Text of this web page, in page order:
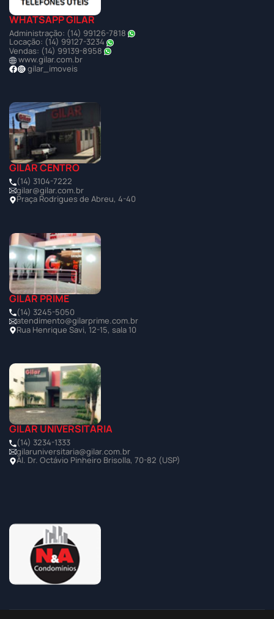
WHATSAPP GILAR
Administração: (14) 99126-7818
Locação: (14) 99127-3234
Vendas: (14) 99139-8958
www.gilar.com.br
gilar_imoveis
GILAR CENTRO
(14) 3104-7222
gilar@gilar.com.br
Praça Rodrigues de Abreu, 4-40
GILAR PRIME
(14) 3245-5050
atendimento@gilarprime.com.br
Rua Henrique Savi, 12-15, sala 10
GILAR UNIVERSITÁRIA
(14) 3234-1333
gilaruniversitaria@gilar.com.br
Al. Dr. Octávio Pinheiro Brisolla, 70-82 (USP)